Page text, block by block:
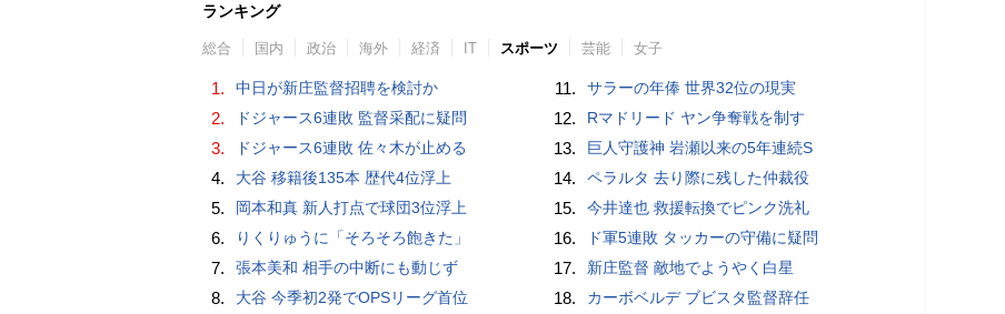
ランキング
総合 国内 政治 海外 経済 IT スポーツ 芸能 女子
1. 中日が新庄監督招聘を検討か
2. ドジャース6連敗 監督采配に疑問
3. ドジャース6連敗 佐々木が止める
4. 大谷 移籍後135本 歴代4位浮上
5. 岡本和真 新人打点で球団3位浮上
6. りくりゅうに「そろそろ飽きた」
7. 張本美和 相手の中断にも動じず
8. 大谷 今季初2発でOPSリーグ首位
11. サラーの年俸 世界32位の現実
12. Rマドリード ヤン争奪戦を制す
13. 巨人守護神 岩瀬以来の5年連続S
14. ペラルタ 去り際に残した仲裁役
15. 今井達也 救援転換でピンク洗礼
16. ド軍5連敗 タッカーの守備に疑問
17. 新庄監督 敵地でようやく白星
18. カーボベルデ ブビスタ監督辞任